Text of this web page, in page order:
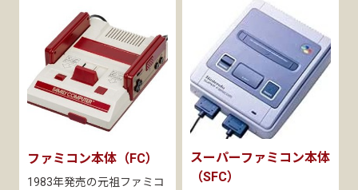
ファミコン本体（FC）
1983年発売の元祖ファミコ
スーパーファミコン本体
（SFC）